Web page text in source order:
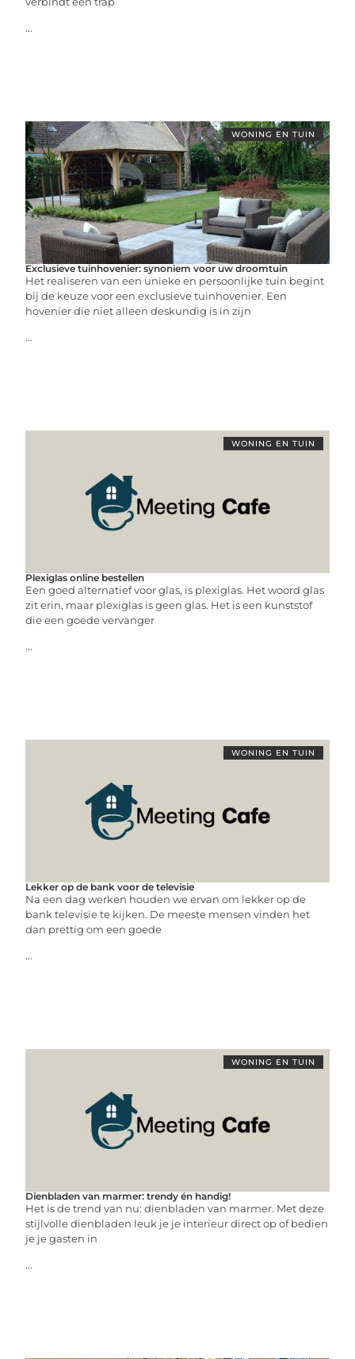
...
WONING EN TUIN
Exclusieve tuinhovenier: synoniem voor uw droomtuin
Het realiseren van een unieke en persoonlijke tuin begint
bij de keuze voor een exclusieve tuinhovenier. Een
hovenier die niet alleen deskundig is in zijn
...
WONING EN TUIN
Plexiglas online bestellen
Een goed alternatief voor glas, is plexiglas. Het woord glas
zit erin, maar plexiglas is geen glas. Het is een kunststof
die een goede vervanger
...
WONING EN TUIN
Lekker op de bank voor de televisie
Na een dag werken houden we ervan om lekker op de
bank televisie te kijken. De meeste mensen vinden het
dan prettig om een goede
...
WONING EN TUIN
Dienbladen van marmer: trendy én handig!
Het is de trend van nu: dienbladen van marmer. Met deze
stijlvolle dienbladen leuk je je interieur direct op of bedien
je je gasten in
...